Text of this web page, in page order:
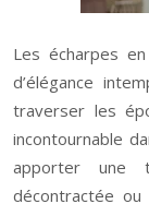
Les écharpes
d’élégance
traverser les
incontournable
apporter une
décontractée